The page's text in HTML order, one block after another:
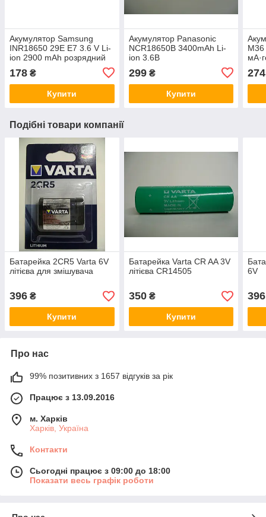
Акумулятор Samsung
INR18650 29E E7 3.6 V Li-
ion 2900 mAh розрядний
178 ₴
Купити
Акумулятор Panasonic
NCR18650B 3400mAh Li-
ion 3.6В
299₴
Купити
274
Подібні товари компанії
Батарейка 2CR5 Varta 6V
літієва для змішувача
396 ₴
Купити
Батарейка Varta CR AA 3V
літієва CR14505
350₴
Купити
6V
396
Про нас
99% позитивних з 1657 відгуків за рік
Працює з 13.09.2016
м. Харків
Харків, Україна
Контакти
Сьогодні працює з 09:00 до 18:00
Показати весь графік роботи